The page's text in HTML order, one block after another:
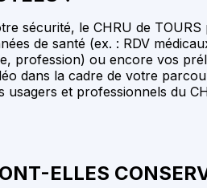
sécurité, le CHRU de
de santé (ex. : RDV
profession) ou encore vos
dans la cadre de votre
usagers et professionnels du
ELLES